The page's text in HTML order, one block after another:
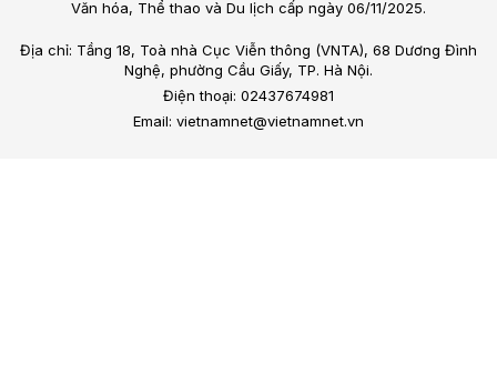
Văn hóa, Thể thao và Du lịch cấp ngày 06/11/2025.
Địa chỉ: Tầng 18, Toà nhà Cục Viễn thông (VNTA), 68 Dương Đình
Nghệ, phường Cầu Giấy, TP. Hà Nội.
Điện thoại: 02437674981
Email: vietnamnet@vietnamnet.vn